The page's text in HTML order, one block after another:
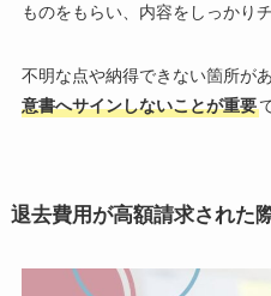
ものをもらい、内容をしっかり
不明な点や納得できない箇所が
意書へサインしないことが重要
退去費用が高額請求された